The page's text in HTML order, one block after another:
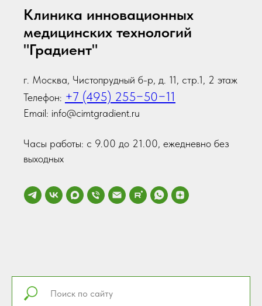
Клиника инновационных
медицинских технологий
"Градиент"
г. Москва, Чистопрудный б-р, д. 11, стр.1, 2 этаж
Телефон: +7 (495) 255−50−11
Email: info@cimtgradient.ru
Часы работы: с 9.00 до 21.00, ежедневно без
выходных